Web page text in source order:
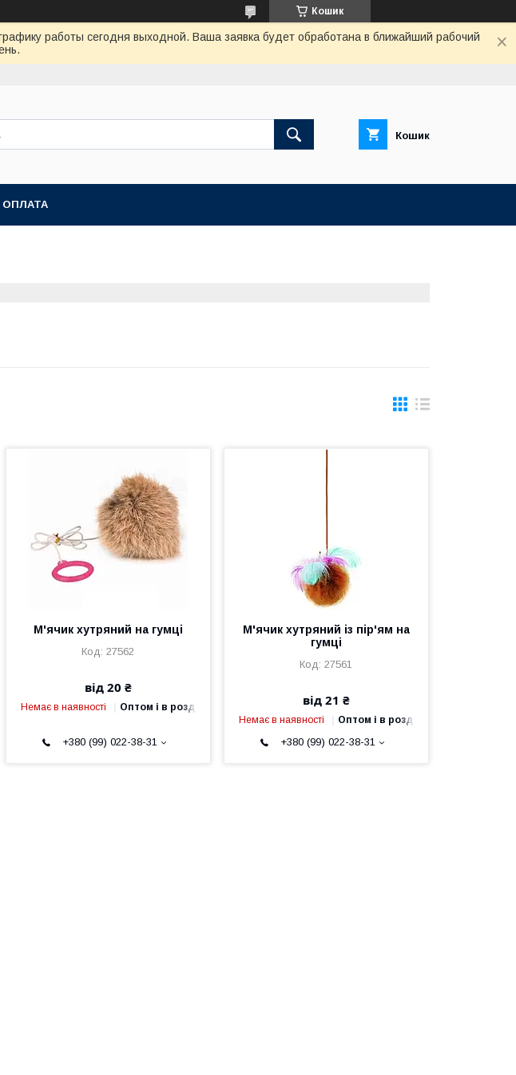
Кошик
работы сегодня выходной. Ваша заявка будет обработана в ближайший рабочий
Кошик
ОПЛАТА
М'ячик хутряний на гумці
27562
від 20 ₴
Немає в наявності Оптом і в роздріб
+380 (99) 022-38-31
М'ячик хутряний із пір'ям на
гумці
27561
від 21 ₴
Немає в наявності Оптом і в роздріб
+380 (99) 022-38-31